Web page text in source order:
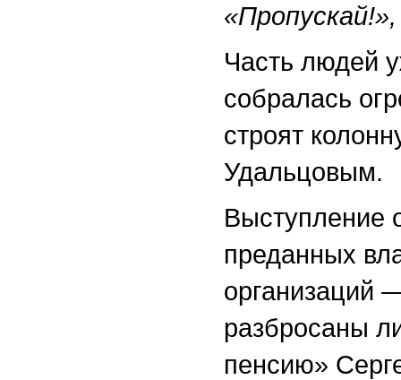
Часть людей
собралась
строят
Удальцовым.
Выступление
преданных
организаций
разбросаны
пенсию»